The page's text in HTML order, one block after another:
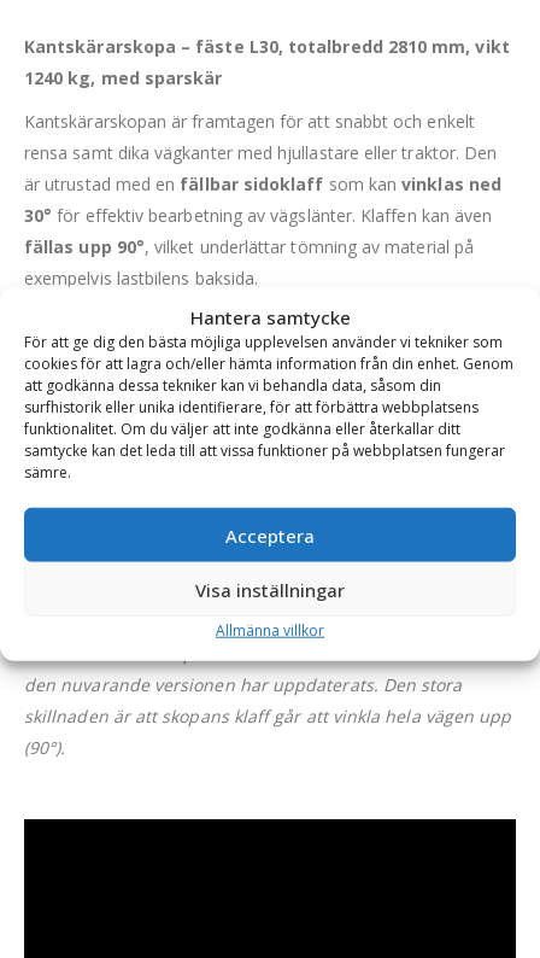
Hantera samtycke
För att ge dig den bästa möjliga upplevelsen använder vi tekniker som
cookies för att lagra och/eller hämta information från din enhet. Genom
att godkänna dessa tekniker kan vi behandla data, såsom din
surfhistorik eller unika identifierare, för att förbättra webbplatsens
funktionalitet. Om du väljer att inte godkänna eller återkallar ditt
samtycke kan det leda till att vissa funktioner på webbplatsen fungerar
sämre.
Acceptera
Visa inställningar
Allmänna villkor
Kantskärarskopa – fäste L30, totalbredd 2810 mm, vikt
1240 kg, med sparskär
Kantskärarskopan är framtagen för att snabbt och enkelt
rensa samt dika vägkanter med hjullastare eller traktor. Den
är utrustad med en fällbar sidoklaff som kanvinklas ned
30° för effektiv bearbetning av vägslänter. Klaffen kan även
fällas upp 90°, vilket underlättar tömning av material på
exempelvis lastbilens baksida.
Konstruktion och material
Botten tillverkad i Hardox 450, 16 mm tjock för hög
slitstyrka
Slitribbor på undersidan: 10 mm Hardox 450
Klaffhöjd:320 mm ytterkant, stigande till 470 mm längst in
Levereras med bultade sparskärför enkel service
Passar bäst för mindre maskiner, med max maskinbredd
(t.ex. Volvo L30-L35).
den nuvarande versionen har uppdaterats. Den stora
skillnaden är att skopans klaff går att vinkla hela vägen upp
(90°).